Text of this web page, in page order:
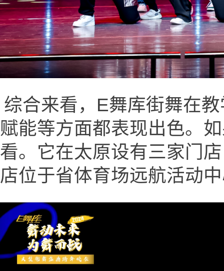
综合来看，E舞库街舞在
赋能等方面都表现出色。
看。它在太原设有三家门
店位于省体育场远航活动